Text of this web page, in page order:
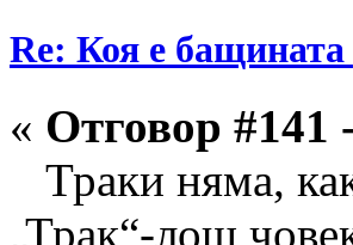
Re: Коя е
« Отговор #141
Траки няма,
„Трак“-лош